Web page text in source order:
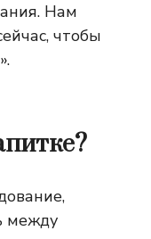
Нам
чтобы
между